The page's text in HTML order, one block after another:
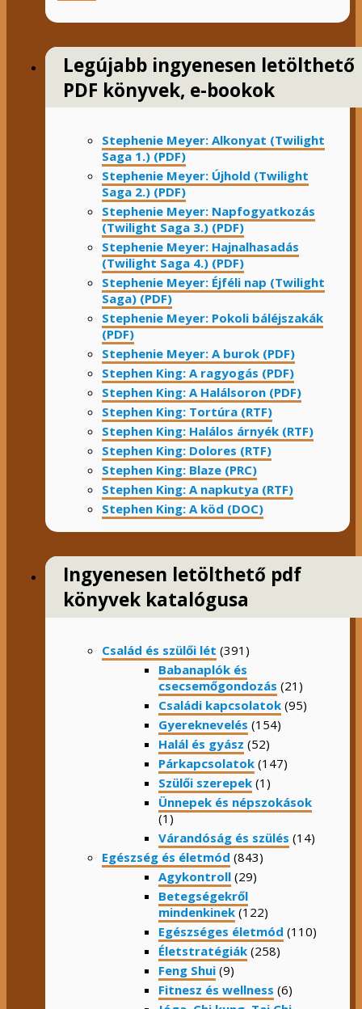
Legújabb ingyenesen letölthető
PDF könyvek, e-bookok
Stephenie Meyer: Alkonyat (Twilight
Saga 1.) (PDF)
Stephenie Meyer: Újhold (Twilight
Saga 2.) (PDF)
Stephenie Meyer: Napfogyatkozás
(Twilight Saga 3.) (PDF)
Stephenie Meyer: Hajnalhasadás
(Twilight Saga 4.) (PDF)
Stephenie Meyer: Éjféli nap (Twilight
Saga) (PDF)
Stephenie Meyer: Pokoli báléjszakák
(PDF)
Stephenie Meyer: A burok (PDF)
Stephen King: A ragyogás (PDF)
Stephen King: A Halálsoron (PDF)
Stephen King: Tortúra (RTF)
Stephen King: Halálos árnyék (RTF)
Stephen King: Dolores (RTF)
Stephen King: Blaze (PRC)
Stephen King: A napkutya (RTF)
Stephen King: A köd (DOC)
Ingyenesen letölthető pdf
könyvek katalógusa
Család és szülői lét (391)
Babanaplók és
csecsemőgondozás (21)
Családi kapcsolatok(95)
Gyereknevelés (154)
Halál és gyász (52)
Párkapcsolatok(147)
Szülői szerepek(1)
Ünnepek és népszokások
(1)
Várandóság és szülés (14)
Egészség és életmód (843)
Agykontroll(29)
Betegségekről
mindenkinek(122)
Egészséges életmód (110)
Életstratégiák(258)
Feng Shui(9)
Fitnesz és wellness (6)